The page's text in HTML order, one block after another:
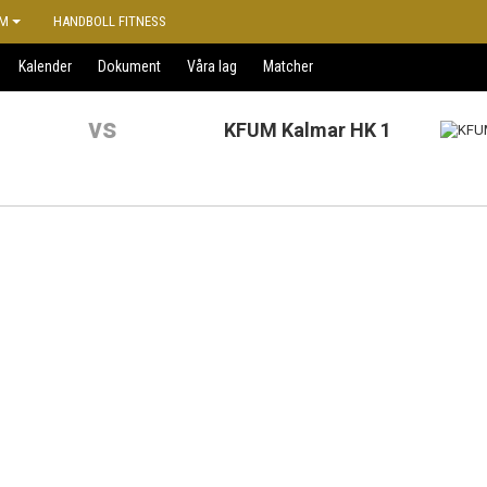
HANDBOLL FITNESS
Kalender Dokument Våra lag Matcher
vs KFUM Kalmar HK 1